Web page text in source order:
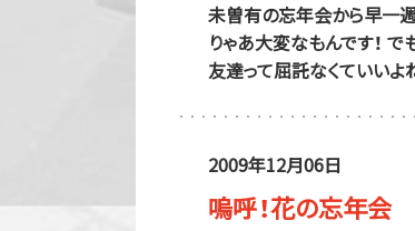
未曽有の忘年会から早一
りゃあ大変なもんです！
友達って屈託なくていいよ
2009年12月06日
嗚呼！花の忘年会